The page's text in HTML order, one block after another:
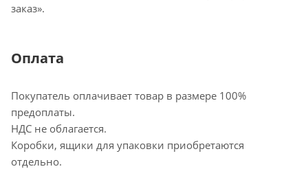
заказ».
Оплата
Покупатель оплачивает товар в размере 100%
предоплаты.
НДС не облагается.
Коробки, ящики для упаковки приобретаются
отдельно.